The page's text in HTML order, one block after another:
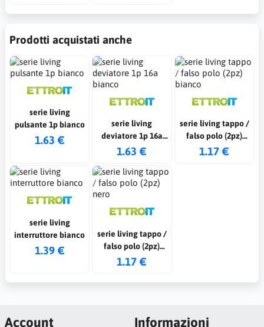
Prodotti acquistati anche
serie living
pulsante 1p bianco
1.63 €
serie living
deviatore 1p 16a
bianco
1.63 €
serie living tappo /
falso polo (2pz)
bianco
1.17 €
serie living
interruttore bianco
1.39 €
serie living tappo /
falso polo (2pz)
nero
1.17 €
Account Informazioni